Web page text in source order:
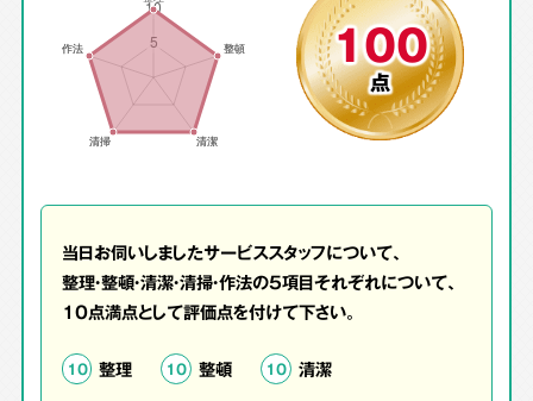
100
点
当日お伺いしましたサービススタッフについて、
整理・整頓・清潔・清掃・作法の5項目それぞれについて、
10点満点として評価点を付けて下さい。
10 整理 10 整頓 10 清潔